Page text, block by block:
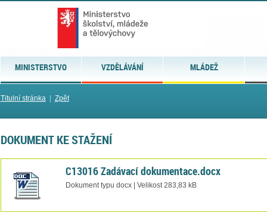
MINISTERSTVO VZDĚLÁVÁNÍ MLÁDEŽ
Titulní stránka| Zpět
DOKUMENT KE STAŽENÍ
C13016 Zadávací dokumentace.docx
Dokument typu docx | Velikost 283,83 kB